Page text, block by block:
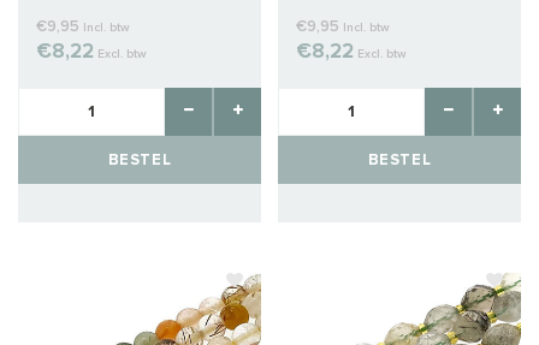
€9,95 Incl. btw
€8,22 Excl. btw
BESTEL
€9,95 Incl. btw
€8,22 Excl. btw
BESTEL